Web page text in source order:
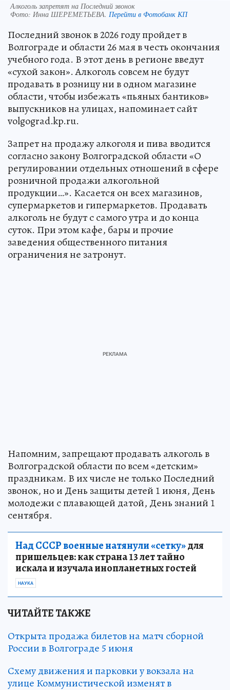
Алкоголь запретят на Последний звонок
Фото: Инна ШЕРЕМЕТЬЕВА. Перейти в Фотобанк КП
Последний звонок в 2026 году пройдет в
Волгограде и области 26 мая в честь окончания
учебного года. В этот день в регионе введут
«сухой закон». Алкоголь совсем не будут
продавать в розницу ни в одном магазине
области, чтобы избежать «пьяных бантиков»
выпускников на улицах, напоминает сайт
volgograd.kp.ru.
Запрет на продажу алкоголя и пива вводится
согласно закону Волгоградской области «О
регулировании отдельных отношений в сфере
розничной продажи алкогольной
продукции…». Касается он всех магазинов,
супермаркетов и гипермаркетов. Продавать
алкоголь не будут с самого утра и до конца
суток. При этом кафе, бары и прочие
заведения общественного питания
ограничения не затронут.
Напомним, запрещают продавать алкоголь в
Волгоградской области по всем «детским»
праздникам. В их числе не только Последний
звонок, но и День защиты детей 1 июня, День
молодежи с плавающей датой, День знаний 1
сентября.
Над СССР военные натянули «сетку»для
пришельцев: как страна 13 лет тайно
искала и изучала инопланетных гостей
НАУКА
ЧИТАЙТЕ ТАКЖЕ
Открыта продажа билетов на матч сборной
России в Волгограде 5 июня
Схему движения и парковки у вокзала на
улице Коммунистической изменят в